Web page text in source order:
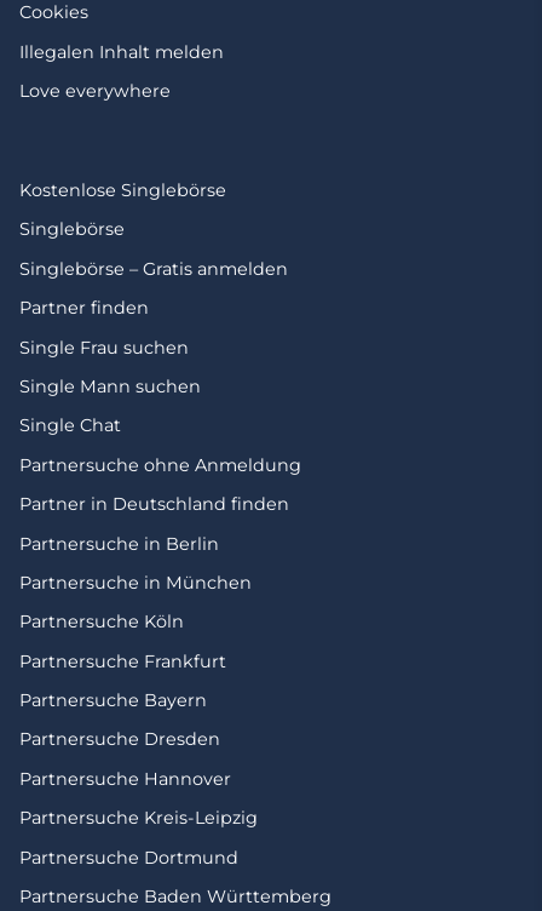
Cookies
Illegalen Inhalt melden
Love everywhere
Kostenlose Singlebörse
Singlebörse
Singlebörse – Gratis anmelden
Partner finden
Single Frau suchen
Single Mann suchen
Single Chat
Partnersuche ohne Anmeldung
Partner in Deutschland finden
Partnersuche in Berlin
Partnersuche in München
Partnersuche Köln
Partnersuche Frankfurt
Partnersuche Bayern
Partnersuche Dresden
Partnersuche Hannover
Partnersuche Kreis-Leipzig
Partnersuche Dortmund
Partnersuche Baden Württemberg